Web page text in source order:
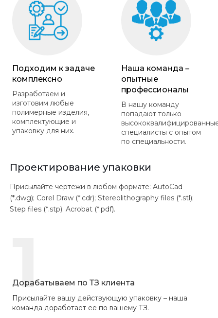
Подходим к задаче
комплексно
Разработаем и
изготовим любые
полимерные изделия,
комплектующие и
упаковку для них.
Наша команда –
опытные
профессионалы
В нашу команду
попадают только
специалисты с опытом
по специальности.
Проектирование упаковки
Присылайте чертежи в любом формате: AutoCad
(*.dwg); Corel Draw (*.cdr); Stereolithography files (*.stl);
Step files (*.stp); Acrobat (*.pdf).
1
Дорабатываем по ТЗ клиента
Присылайте вашу действующую упаковку – наша
команда доработает ее по вашему ТЗ.